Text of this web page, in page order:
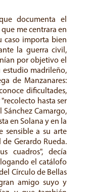
documenta el
me centrara en
caso importa bien
la guerra civil,
por objetivo el
estudio madrileño,
de Manzanares:
dificultades,
hasta ser
Camargo,
en Solana y en la
sensible a su arte
Gerardo Rueda.
cuadros", decía
el catálofo
Círculo de Bellas
amigo suyo y